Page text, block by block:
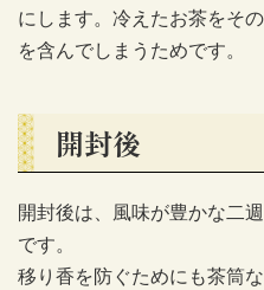
にします。冷えたお茶をそ
を含んでしまうためです。
開封後
開封後は、風味が豊かな二
です。
移り香を防ぐためにも茶筒